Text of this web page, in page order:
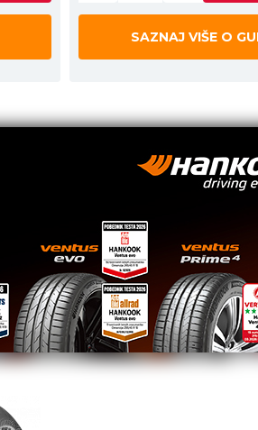
SAZNAJ VIŠE O